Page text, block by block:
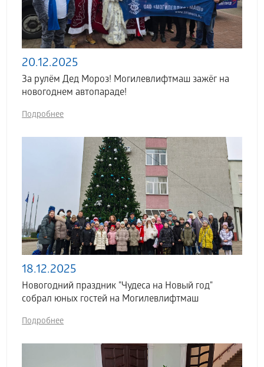
20.12.2025
За рулём Дед Мороз! Могилевлифтмаш зажёг на
новогоднем автопараде!
Подробнее
18.12.2025
Новогодний праздник "Чудеса на Новый год"
собрал юных гостей на Могилевлифтмаш
Подробнее